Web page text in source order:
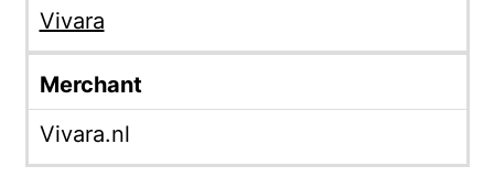
Vivara
Merchant
Vivara.nl